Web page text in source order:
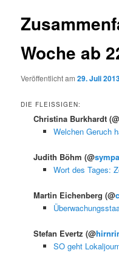
Woche ab
Veröffentlicht am29. Juli
DIE FLEISSIGEN:
Christina Burkhardt
Welchen Geruch
Judith Böhm(@
Wort des Tages:
Martin Eichenberg(@
Stefan Evertz(@
SO geht